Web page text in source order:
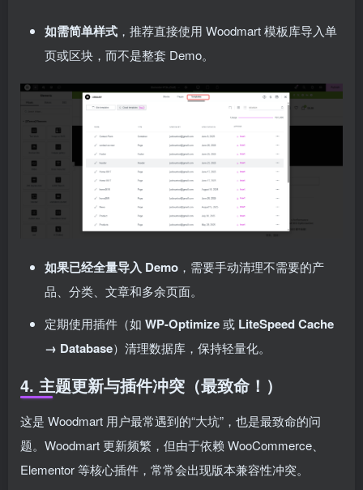
如需简单样式 ，推荐直接使用 Woodmart 模板库导入单
页或区块，而不是整套 Demo。
如果已经全量导入 Demo ，需要手动清理不需要的产
品、分类、文章和多余页面。
定期使用插件（如 WP-Optimize或 LiteSpeed Cache
→ Database）清理数据库，保持轻量化。
4. 主题更新与插件冲突（最致命！）
这是 Woodmart 用户最常遇到的“大坑”，也是最致命的问
题。Woodmart 更新频繁，但由于依赖 WooCommerce、
Elementor 等核心插件，常常会出现版本兼容性冲突。